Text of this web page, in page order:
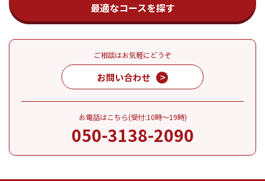
最適なコースを探す
ご相談はお気軽にどうぞ
お問い合わせ
お電話はこちら(受付:10時～19時)
050-3138-2090